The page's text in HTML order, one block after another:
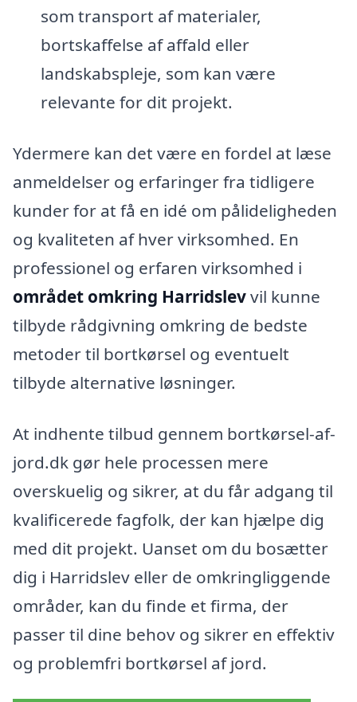
som transport af materialer,
bortskaffelse af affald eller
landskabspleje, som kan være
relevante for dit projekt.
Ydermere kan det være en fordel at læse
anmeldelser og erfaringer fra tidligere
kunder for at få en idé om pålideligheden
og kvaliteten af hver virksomhed. En
professionel og erfaren virksomhed i
området omkring Harridslevvil kunne
tilbyde rådgivning omkring de bedste
metoder til bortkørsel og eventuelt
tilbyde alternative løsninger.
At indhente tilbud gennem bortkørsel-af-
jord.dk gør hele processen mere
overskuelig og sikrer, at du får adgang til
kvalificerede fagfolk, der kan hjælpe dig
med dit projekt. Uanset om du bosætter
dig i Harridslev eller de omkringliggende
områder, kan du finde et firma, der
passer til dine behov og sikrer en effektiv
og problemfri bortkørsel af jord.